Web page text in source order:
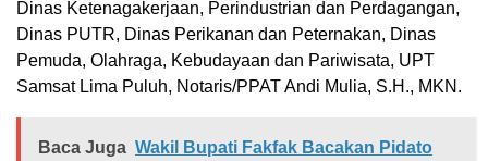
Dinas Ketenagakerjaan, Perindustrian dan Perdagangan,
Dinas PUTR, Dinas Perikanan dan Peternakan, Dinas
Pemuda, Olahraga, Kebudayaan dan Pariwisata, UPT
Samsat Lima Puluh, Notaris/PPAT Andi Mulia, S.H., MKN.
Baca Juga Wakil Bupati Fakfak Bacakan Pidato